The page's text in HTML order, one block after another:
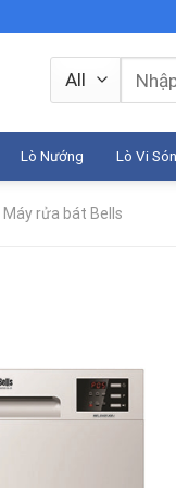
Tìm
kiếm:
Lò Nướng Lò Vi
Máy rửa bát Bells